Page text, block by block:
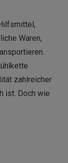
Waren,
zahlreicher
ist. Doch wie